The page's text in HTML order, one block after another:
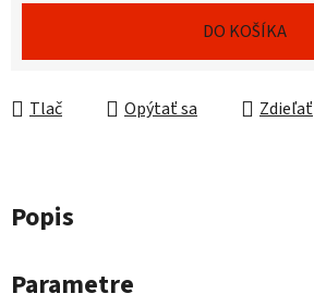
DO KOŠÍKA
Tlač Opýtať sa Zdieľať
Popis
Parametre